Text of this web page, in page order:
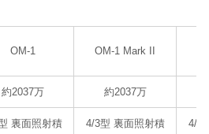
OM-1 OM-1 Mark II
約2037万 約2037万
裏面照射積
4/3型 裏面照射積
4/3